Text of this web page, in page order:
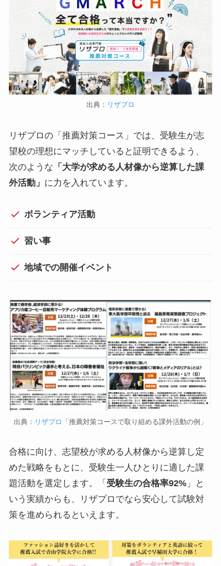
出典： リザプロ
リザプロの「推薦対策コース」では、受験生が志
望校の理想にマッチしていると証明できるよう、
次のような 「大学が求める人材像から逆算した課
外活動」 に力を入れています。
ボランティア活動
習い事
地域での開催イベント
出典： リザプロ 「推薦対策コースで取り組める課外活動の例」
合格に向け、志望校が求める人材像から逆算し定
めた戦略をもとに、受験生一人ひとりに適した課
題活動を選定します。「 受験生の合格率92%」と
いう実績からも、リザプロでなら安心して試験対
策を進められるといえます。